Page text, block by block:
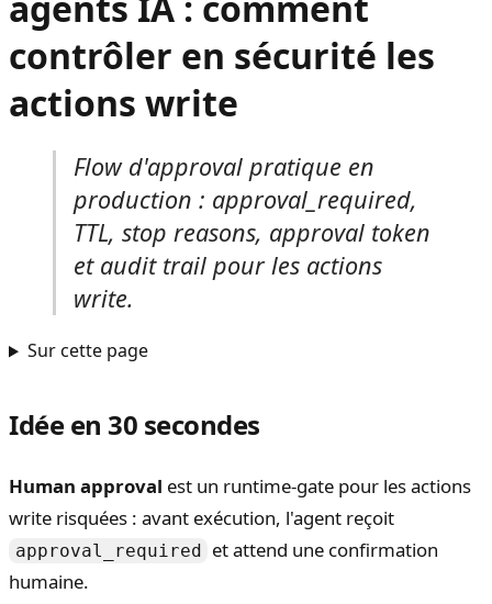
contrôler en sécurité les
actions write
Flow d'approval pratique en
production : approval_required,
TTL, stop reasons, approval token
et audit trail pour les actions
write.
Sur cette page
Idée en 30 secondes
Human approval est un runtime-gate pour les actions
write risquées : avant exécution, l'agent reçoit
approval_required
et attend une confirmation
humaine.